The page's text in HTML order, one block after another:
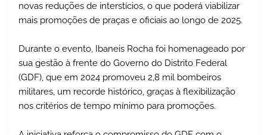
novas reduções de interstícios, o que poderá viabilizar
mais promoções de praças e oficiais ao longo de 2025.
Durante o evento, Ibaneis Rocha foi homenageado por
sua gestão à frente do Governo do Distrito Federal
(GDF), que em 2024 promoveu 2,8 mil bombeiros
militares, um recorde histórico, graças à flexibilização
nos critérios de tempo mínimo para promoções.